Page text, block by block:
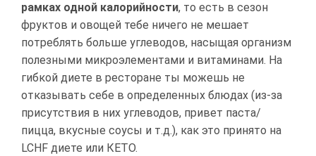
рамках одной калорийности, то есть в сезон
фруктов и овощей тебе ничего не мешает
потреблять больше углеводов, насыщая организм
полезными микроэлементами и витаминами. На
гибкой диете в ресторане ты можешь не
отказывать себе в определенных блюдах (из-за
присутствия в них углеводов, привет паста/
пицца, вкусные соусы и т.д.), как это принято на
LCHF диете или КЕТО.